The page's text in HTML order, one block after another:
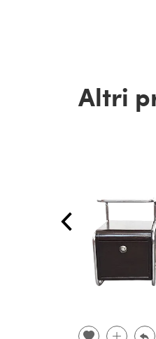
Altri